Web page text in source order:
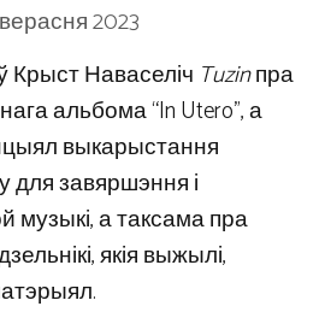
2023
Крыст Наваселіч Tuzinпра
альбома “In Utero”, а
выкарыстання
для завяршэння і
музыкі, а таксама пра
якія выжылі,